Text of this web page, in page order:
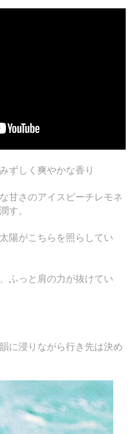
ずしく爽やかな香り
甘さのアイスピーチレモネ
す。
陽がこちらを照らしてい
ふっと肩の力が抜けてい
に浸りながら行き先は決め